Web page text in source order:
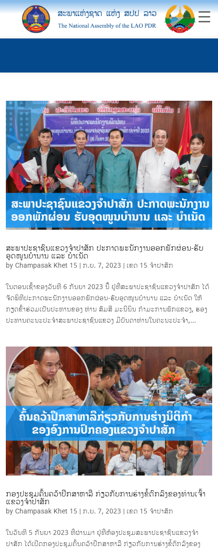
ສະພາປະຊາຊົນແຂວງຈໍາປາສັກ ປະກາດພະນັກງານອອກພັກຜ່ອນ-ຮັບ
ອຸດໜູນບໍານານ ແລະ ບໍາເນັດ
by Champasak Khet 15 | ກ.ຍ. 7, 2023 | ເຂດ 15 ຈຳ​ປາ​ສັກ
ໃນຕອນເຊົ້າຂອງວັນທີ 6 ກັນຍາ 2023 ນີ້ ຢູ່ທີ່ສະພາປະຊາຊົນແຂວງຈໍາປາສັກ ໄດ້
ຈັດພິທີປະກາດພະນັກງານອອກພັກຜ່ອນ-ຮັບອຸດໜູນບໍານານ ແລະ ບໍາເນັດ ໃຫ້
ກຽດຂົ້າຮ່ວມເປັນປະທານຂອງ ທ່ານ ສົມສີ ມະນີນິນ ກໍາມະການພັກແຂວງ, ຮອງ
ປະທານຄະນະປະຈໍາສະພາປະຊາຊົນແຂວງ ມີບັນດາທ່ານໃນຄະນະປະຈໍາ,...
ກອງປະຊຸມຄົ້ນຄວ້າປຶກສາຫາລື ກ່ຽວກັບການຮ່າງຂໍ້ຕົກລົງຂອງທ່ານເຈົ້າ
ແຂວງຈໍາປາສັກ
by Champasak Khet 15 | ກ.ຍ. 7, 2023 | ເຂດ 15 ຈຳ​ປາ​ສັກ
ໃນວັນທີ 5 ກັນຍາ 2023 ທີ່ຜ່ານມາ ຢູ່ທີ່ຫ້ອງປະຊຸມສະພາປະຊາຊົນແຂວງຈໍາ
ປາສັກ ໄດ້ເປີດກອງປະຊຸມຄົ້ນຄວ້າປຶກສາຫາລື ກ່ຽວກັບການຮ່າງຂໍ້ຕົກລົງຂອງ